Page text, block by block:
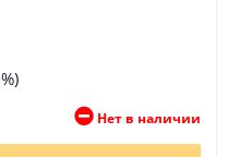
Нет в наличии